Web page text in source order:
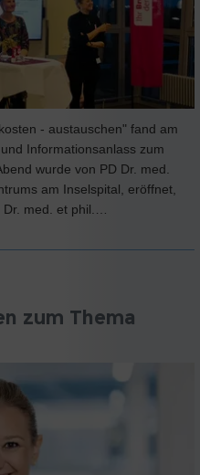
- austauschen" fand am
Informationsanlass zum
wurde von PD Dr. med.
am Inselspital, eröffnet,
med. et phil.…
zum Thema